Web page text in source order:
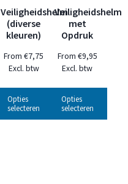
Veiligheidshelm
(diverse
kleuren)
From€7,75
Excl. btw
Opties
selecteren
Veiligheidshelm
met
Opdruk
From €9,95
Excl. btw
Opties
selecteren